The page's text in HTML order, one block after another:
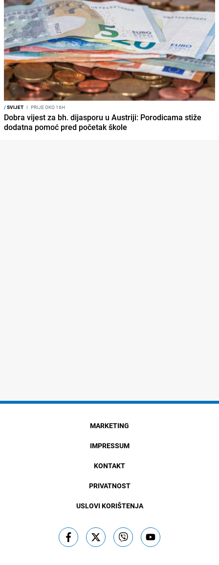
/SVIJET I PRIJE OKO 16H
Dobra vijest za bh. dijasporu u Austriji: Porodicama stiže
dodatna pomoć pred početak škole
MARKETING
IMPRESSUM
KONTAKT
PRIVATNOST
USLOVI KORIŠTENJA